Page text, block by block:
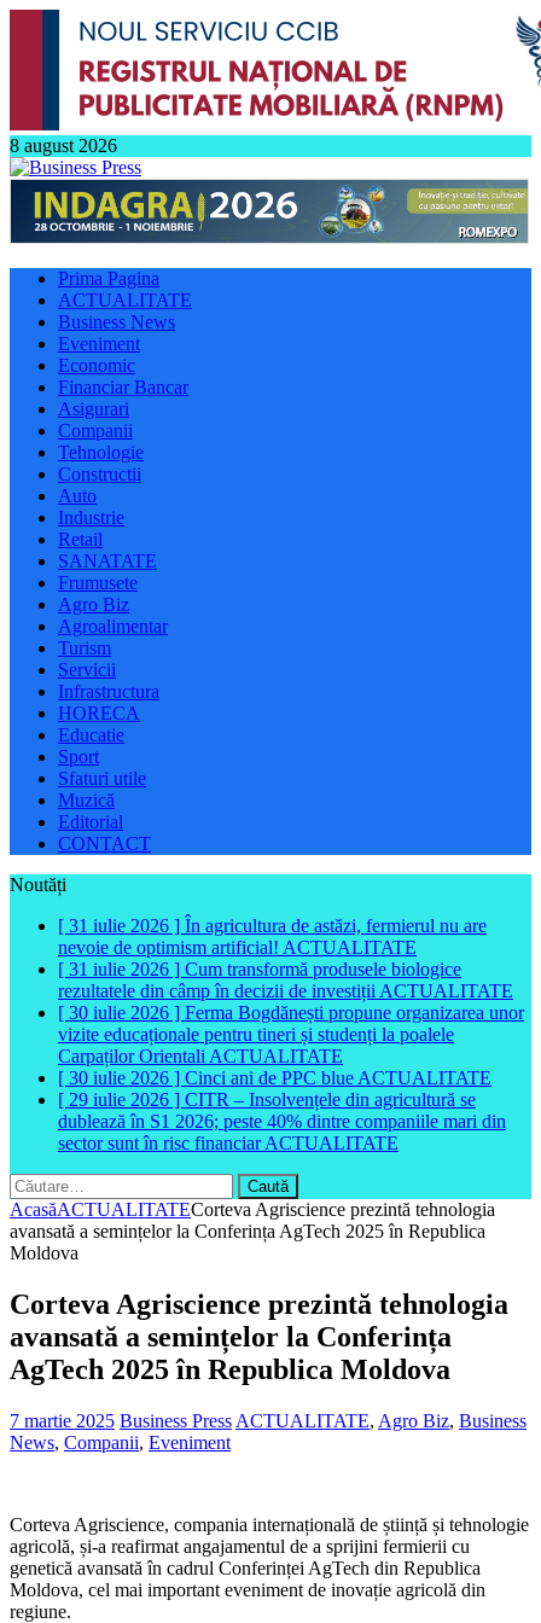
8 august 2026
Prima Pagina
ACTUALITATE
Business News
Eveniment
Economic
Financiar Bancar
Asigurari
Companii
Tehnologie
Constructii
Auto
Industrie
Retail
SANATATE
Frumusete
Agro Biz
Agroalimentar
Turism
Servicii
Infrastructura
HORECA
Educatie
Sport
Sfaturi utile
Muzică
Editorial
CONTACT
Noutăți
[ 31 iulie 2026 ] În agricultura de astăzi, fermierul nu are
nevoie de optimism artificial! ACTUALITATE
[ 31 iulie 2026 ] Cum transformă produsele biologice
rezultatele din câmp în decizii de investiții ACTUALITATE
[ 30 iulie 2026 ] Ferma Bogdănești propune organizarea unor
vizite educaționale pentru tineri și studenți la poalele
Carpaților Orientali ACTUALITATE
[ 30 iulie 2026 ] Cinci ani de PPC blue ACTUALITATE
[ 29 iulie 2026 ] CITR – Insolvențele din agricultură se
dublează în S1 2026; peste 40% dintre companiile mari din
sector sunt în risc financiarACTUALITATE
Caută
după:
AcasăACTUALITATECorteva Agriscience prezintă tehnologia
avansată a semințelor la Conferința AgTech 2025 în Republica
Moldova
Corteva Agriscience prezintă tehnologia
avansată a semințelor la Conferința
AgTech 2025 în Republica Moldova
7 martie 2025 Business Press ACTUALITATE, Agro Biz, Business
News, Companii, Eveniment
Corteva Agriscience, compania internațională de știință și tehnologie
agricolă, și-a reafirmat angajamentul de a sprijini fermierii cu
genetică avansată în cadrul Conferinței AgTech din Republica
Moldova, cel mai important eveniment de inovație agricolă din
regiune.